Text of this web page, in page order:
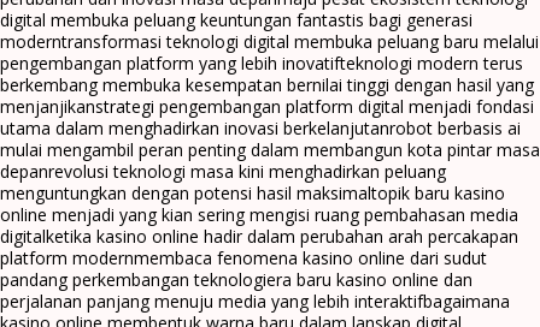
digital membuka peluang keuntungan fantastis bagi generasi
moderntransformasi teknologi digital membuka peluang baru melalui
pengembangan platform yang lebih inovatifteknologi modern terus
berkembang membuka kesempatan bernilai tinggi dengan hasil yang
menjanjikanstrategi pengembangan platform digital menjadi fondasi
utama dalam menghadirkan inovasi berkelanjutanrobot berbasis ai
mulai mengambil peran penting dalam membangun kota pintar masa
depanrevolusi teknologi masa kini menghadirkan peluang
menguntungkan dengan potensi hasil maksimaltopik baru kasino
online menjadi yang kian sering mengisi ruang pembahasan media
digitalketika kasino online hadir dalam perubahan arah percakapan
platform modernmembaca fenomena kasino online dari sudut
pandang perkembangan teknologiera baru kasino online dan
perjalanan panjang menuju media yang lebih interaktifbagaimana